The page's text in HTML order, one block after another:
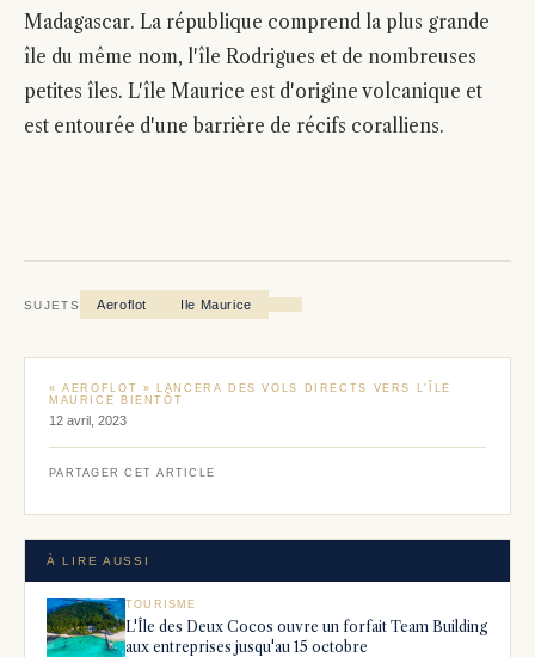
Madagascar. La république comprend la plus grande
île du même nom, l'île Rodrigues et de nombreuses
petites îles. L'île Maurice est d'origine volcanique et
est entourée d'une barrière de récifs coralliens.
SUJETS Aeroflot Ile Maurice
« AEROFLOT » LANCERA DES VOLS DIRECTS VERS L'ÎLE
MAURICE BIENTÔT
12 avril, 2023
PARTAGER CET ARTICLE
À LIRE AUSSI
TOURISME
L'Île des Deux Cocos ouvre un forfait Team Building
aux entreprises jusqu'au 15 octobre